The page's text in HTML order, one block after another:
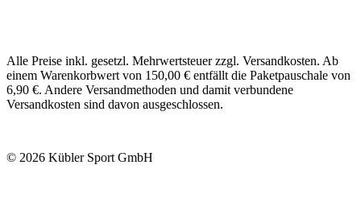
Alle Preise inkl. gesetzl. Mehrwertsteuer zzgl. Versandkosten. Ab
einem Warenkorbwert von 150,00 € entfällt die Paketpauschale von
6,90 €. Andere Versandmethoden und damit verbundene
Versandkosten sind davon ausgeschlossen.
© 2026 Kübler Sport GmbH